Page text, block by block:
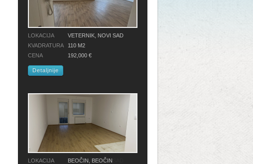
LOKACIJA
VETERNIK, NOVI SAD
KVADRATURA
110 M2
CENA
192,000 €
Detaljnije
LOKACIJA
BEOČIN, BEOČIN